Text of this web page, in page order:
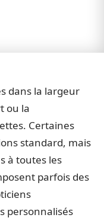
dans la largeur
ou la
Certaines
standard, mais
à toutes les
parfois des
personnalisés